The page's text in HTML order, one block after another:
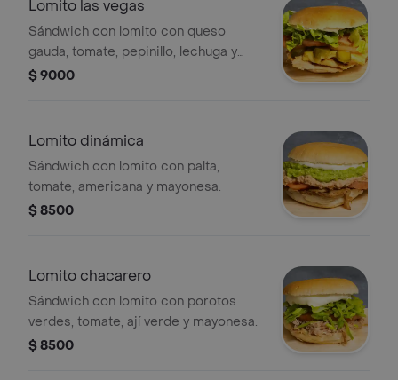
Lomito las vegas
Sándwich con lomito con queso
gauda, tomate, pepinillo, lechuga y
mayonesa.
$ 9000
Lomito dinámica
Sándwich con lomito con palta,
tomate, americana y mayonesa.
$ 8500
Lomito chacarero
Sándwich con lomito con porotos
verdes, tomate, ají verde y mayonesa.
$ 8500